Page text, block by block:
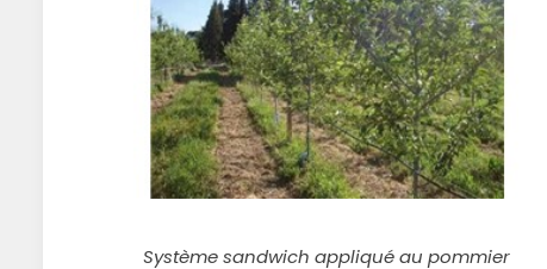
Système sandwich appliqué au pommier